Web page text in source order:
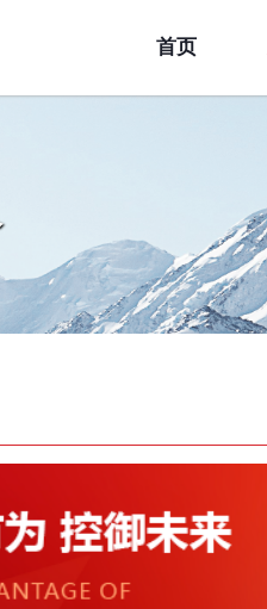
首页